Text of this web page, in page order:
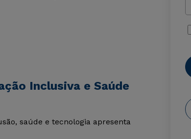
Inclusiva e Saúde
saúde e tecnologia apresenta